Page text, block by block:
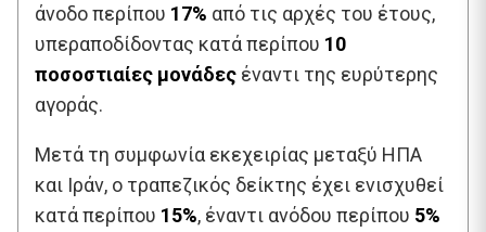
άνοδο περίπου 17% από τις αρχές του έτους,
υπεραποδίδοντας κατά περίπου 10
ποσοστιαίες μονάδες έναντι της ευρύτερης
αγοράς.
Μετά τη συμφωνία εκεχειρίας μεταξύ ΗΠΑ
και Ιράν, ο τραπεζικός δείκτης έχει ενισχυθεί
κατά περίπου 15%, έναντι ανόδου περίπου 5%